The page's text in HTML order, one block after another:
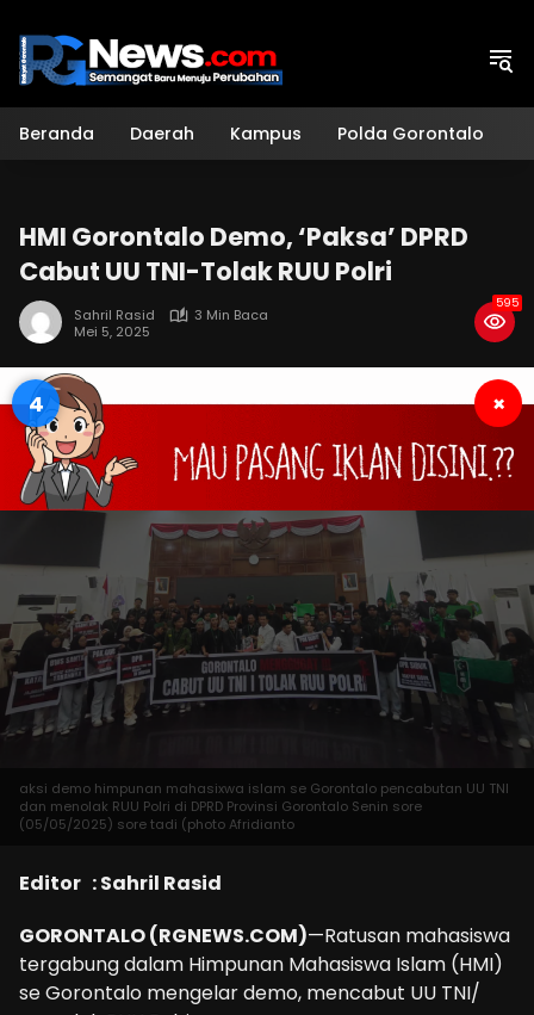
konten
Beranda Daerah Kampus Polda Gorontalo
HMI Gorontalo Demo, ‘Paksa’ DPRD
Cabut UU TNI-Tolak RUU Polri
Sahril Rasid
3 Min Baca
Mei 5, 2025
595
3 ×
aksi demo himpunan mahasixwa islam se Gorontalo pencabutan UU TNI
dan menolak RUU Polri di DPRD Provinsi Gorontalo Senin sore
(05/05/2025) sore tadi (photo Afridianto
Editor : Sahril Rasid
GORONTALO (RGNEWS.COM)—Ratusan mahasiswa
tergabung dalam Himpunan Mahasiswa Islam (HMI)
se Gorontalo mengelar demo, mencabut UU TNI/